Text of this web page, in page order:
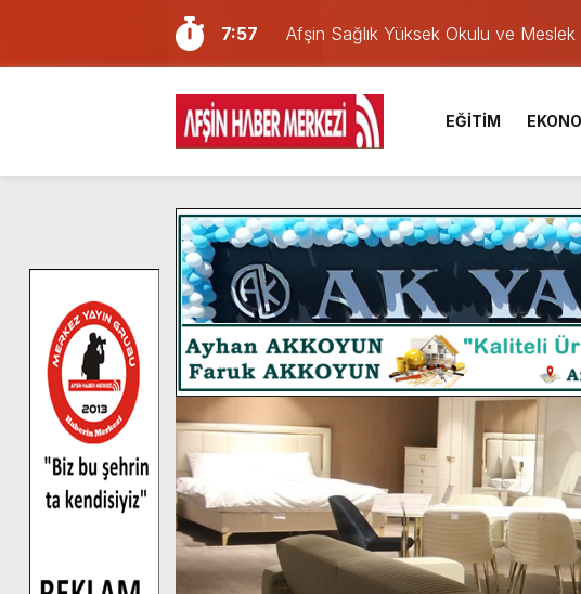
7:57
Afşin Sağlık Yüksek Okulu ve
6:31
Onikişubat Belediyesi’nin Üniversite
16:10
Uluslararası Bisiklet Yarışması’nda
13:27
NOTER ONAYLI TYP LİSTESİ
11:22
KAFUM Fuar Alanı Bulut ve
8:06
Afşinli bir hemşehrimizin de olduğu
14:05
Madrigal, Perşembe Günü
7:39
KEDİNİZ Mİ VAR?
7:27
Cumhurbaşkanı Erdoğan, Ayser
8:58
GÖZYAŞI RAHMETTİR
EĞİTİM